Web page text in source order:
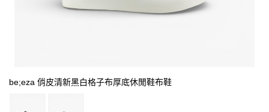
be;eza 俏皮清新黑白格子布厚底休閒鞋布鞋